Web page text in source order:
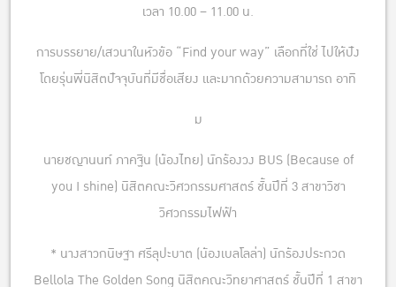
เวลา 10.00 – 11.00 น.
การบรรยาย/เสวนาในหัวข้อ “Find your way” เลือกที่ใช่ ไปให้ปัง
โดยรุ่นพี่นิสิตปัจจุบันที่มีชื่อเสียง และมากด้วยความสามารถ อาทิ
ม
นายชญานนท์ ภาคฐิน (น้องไทย) นักร้องวง BUS (Because of
you I shine) นิสิตคณะวิศวกรรมศาสตร์ ชั้นปีที่ 3 สาขาวิชา
วิศวกรรมไฟฟ้า
* นางสาวกนิษฐา ศรีลุปะบาต (น้องเบลโลล่า) นักร้องประกวด
Bellola The Golden Song นิสิตคณะวิทยาศาสตร์ ชั้นปีที่ 1 สาขา